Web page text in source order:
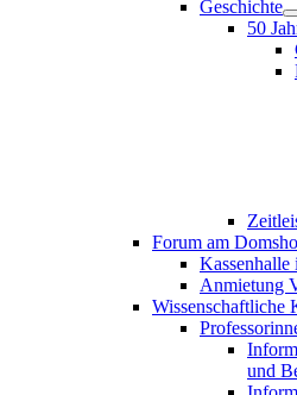
Geschichte
50
Forum am
Anmietung
Wissenschaftliche
und